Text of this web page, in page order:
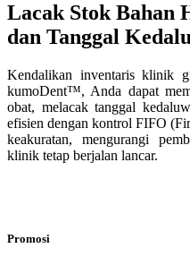
Lacak Stok Bahan
dan Tanggal
Kendalikan inventaris klinik
kumoDent™, Anda dapat
obat, melacak tanggal
efisien dengan kontrol FIFO
keakuratan, mengurangi
klinik tetap berjalan lancar.
Promosi